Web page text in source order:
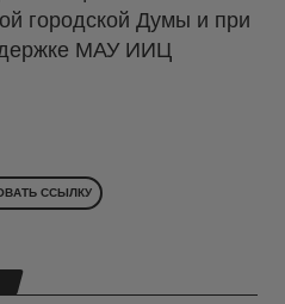
городской Думы и при
МАУ ИИЦ
ССЫЛКУ